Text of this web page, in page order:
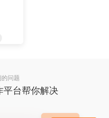
问题
平台帮你解决